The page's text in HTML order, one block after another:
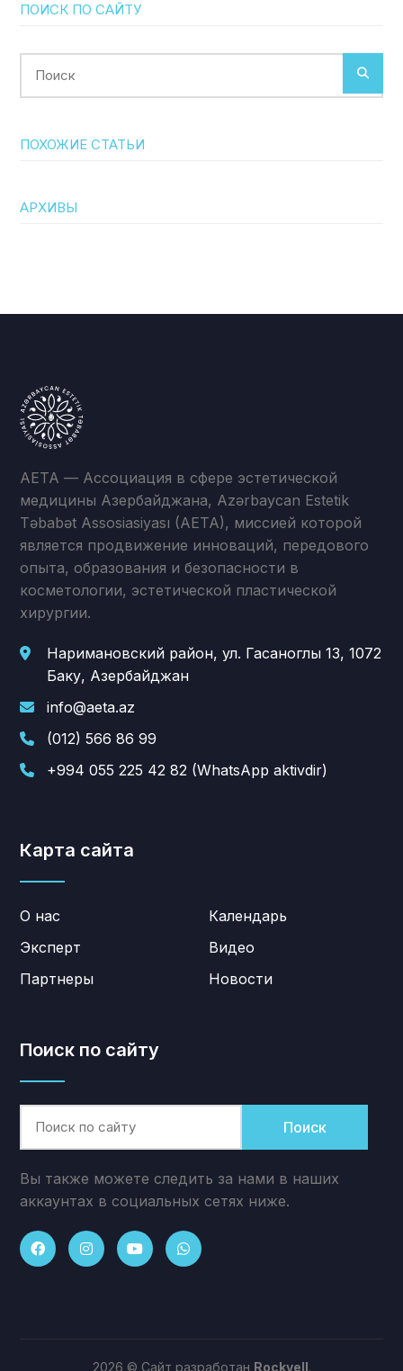
ПОИСК ПО САЙТУ
ПОХОЖИЕ СТАТЬИ
АРХИВЫ
AETA — Ассоциация в сфере эстетической
медицины Азербайджана, Azərbaycan Estetik
Təbabət Assosiasiyası (AETA), миссией которой
является продвижение инноваций, передового
опыта, образования и безопасности в
косметологии, эстетической пластической
хирургии.
Наримановский район, ул. Гасаноглы 13, 1072
Баку, Азербайджан
info@aeta.az
(012) 566 86 99
+994 055 225 42 82 (WhatsApp aktivdir)
Карта сайта
О нас
Эксперт
Партнеры
Календарь
Видео
Новости
Поиск по сайту
Поиск
Вы также можете следить за нами в наших
аккаунтах в социальных сетях ниже.
2026 © Сайт разработан Rockvell.